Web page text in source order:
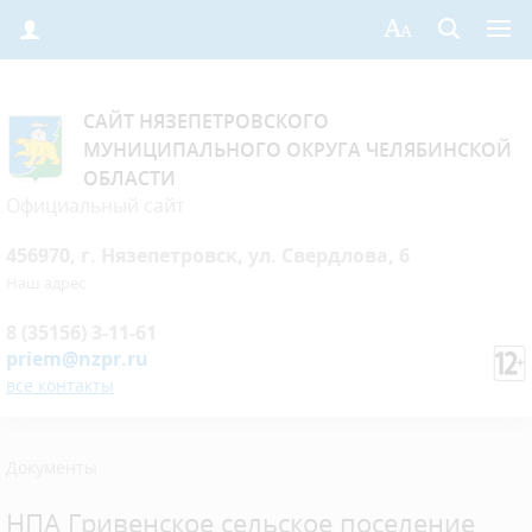
САЙТ НЯЗЕПЕТРОВСКОГО
МУНИЦИПАЛЬНОГО ОКРУГА ЧЕЛЯБИНСКОЙ
ОБЛАСТИ
priem@nzpr.ru
все контакты
НПА Гривенское сельское поселение